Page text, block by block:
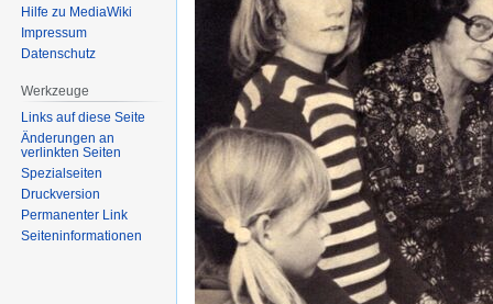
Hilfe zu MediaWiki
Impressum
Datenschutz
Werkzeuge
Links auf diese Seite
Änderungen an
verlinkten Seiten
Spezialseiten
Druckversion
Permanenter Link
Seiten­informationen